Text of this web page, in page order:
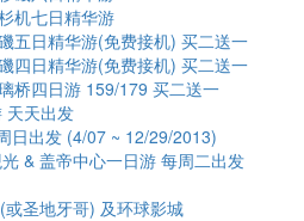
机七日精华游
五日精华游(免费接机) 买二送一
四日精华游(免费接机) 买二送一
桥四日游 159/179 买二送一
天天出发
日出发 (4/07 ~ 12/29/2013)
& 盖帝中心一日游 每周二出发
圣地牙哥) 及环球影城